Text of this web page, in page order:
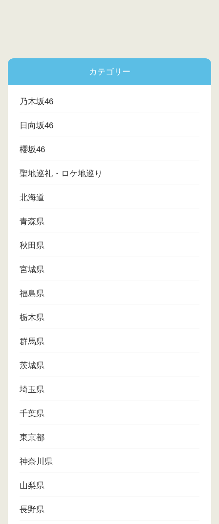
カテゴリー
乃木坂46
日向坂46
櫻坂46
聖地巡礼・ロケ地巡り
北海道
青森県
秋田県
宮城県
福島県
栃木県
群馬県
茨城県
埼玉県
千葉県
東京都
神奈川県
山梨県
長野県